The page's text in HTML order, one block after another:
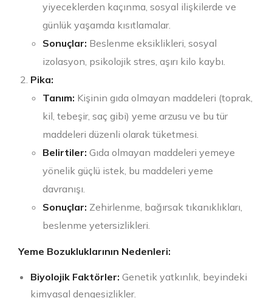
yiyeceklerden kaçınma, sosyal ilişkilerde ve
günlük yaşamda kısıtlamalar.
Sonuçlar: Beslenme eksiklikleri, sosyal
izolasyon, psikolojik stres, aşırı kilo kaybı.
Pika:
Tanım: Kişinin gıda olmayan maddeleri (toprak,
kil, tebeşir, saç gibi) yeme arzusu ve bu tür
maddeleri düzenli olarak tüketmesi.
Belirtiler: Gıda olmayan maddeleri yemeye
yönelik güçlü istek, bu maddeleri yeme
davranışı.
Sonuçlar: Zehirlenme, bağırsak tıkanıklıkları,
beslenme yetersizlikleri.
Yeme Bozukluklarının Nedenleri:
Biyolojik Faktörler: Genetik yatkınlık, beyindeki
kimyasal dengesizlikler.